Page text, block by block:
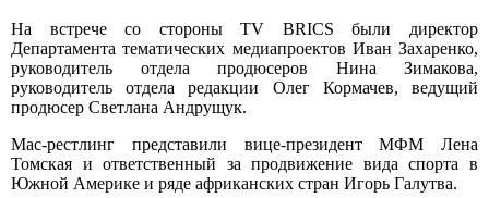
На встрече со стороны TV BRICS были директор
Департамента тематических медиапроектов Иван Захаренко,
руководитель отдела продюсеров Нина Зимакова,
руководитель отдела редакции Олег Кормачев, ведущий
продюсер Светлана Андрущук.
Мас-рестлинг представили вице-президент МФМ Лена
Томская и ответственный за продвижение вида спорта в
Южной Америке и ряде африканских стран Игорь Галутва.